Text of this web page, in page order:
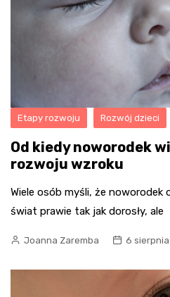
Etapy rozwoju Rozwój dzieci
Od kiedy noworodek
rozwoju wzroku
Wiele osób myśli, że noworodek
świat prawie tak jak dorosły, ale
Joanna Zaremba 6